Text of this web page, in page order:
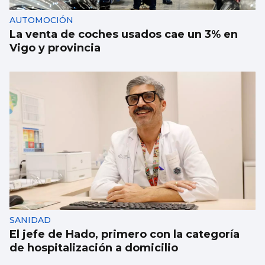
AUTOMOCIÓN
La venta de coches usados cae un 3% en
Vigo y provincia
SANIDAD
El jefe de Hado, primero con la categoría
de hospitalización a domicilio